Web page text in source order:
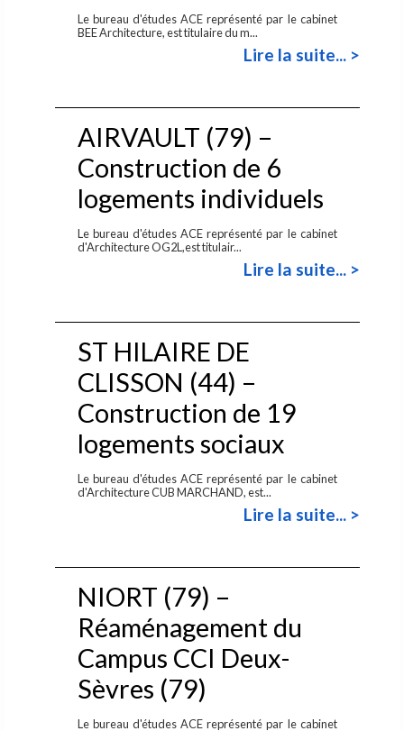
Le bureau d'études ACE représenté par le cabinet
BEE Architecture, est titulaire du m...
Lire la suite... >
AIRVAULT (79) –
Construction de 6
logements individuels
Le bureau d'études ACE représenté par le cabinet
d'Architecture OG2L,est titulair...
Lire la suite... >
ST HILAIRE DE
CLISSON (44) –
Construction de 19
logements sociaux
Le bureau d'études ACE représenté par le cabinet
d'Architecture CUB MARCHAND, est...
Lire la suite... >
NIORT (79) –
Réaménagement du
Campus CCI Deux-
Sèvres (79)
Le bureau d'études ACE représenté par le cabinet